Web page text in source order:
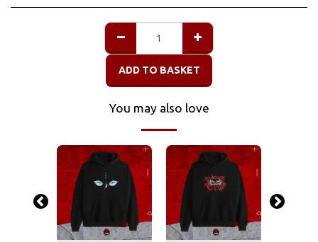
ADD TO BASKET
You may also love